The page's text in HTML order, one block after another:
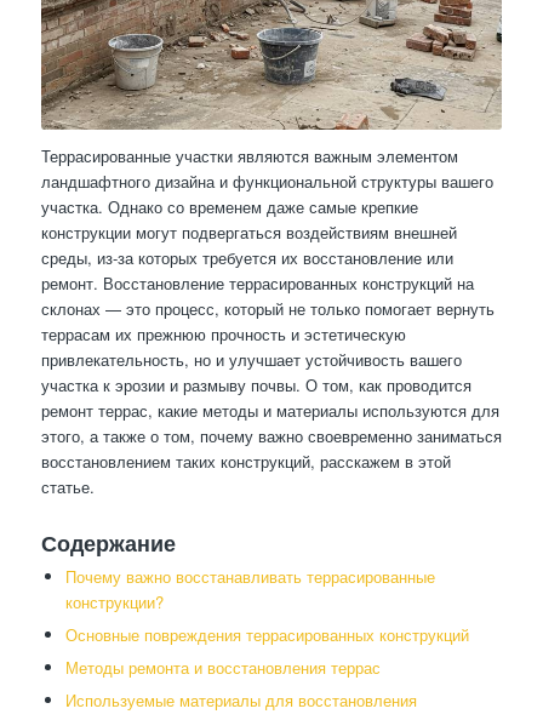
Террасированные участки являются важным элементом
ландшафтного дизайна и функциональной структуры вашего
участка. Однако со временем даже самые крепкие
конструкции могут подвергаться воздействиям внешней
среды, из-за которых требуется их восстановление или
ремонт. Восстановление террасированных конструкций на
склонах — это процесс, который не только помогает вернуть
террасам их прежнюю прочность и эстетическую
привлекательность, но и улучшает устойчивость вашего
участка к эрозии и размыву почвы. О том, как проводится
ремонт террас, какие методы и материалы используются для
этого, а также о том, почему важно своевременно заниматься
восстановлением таких конструкций, расскажем в этой
статье.
Содержание
Почему важно восстанавливать террасированные
конструкции?
Основные повреждения террасированных конструкций
Методы ремонта и восстановления террас
Используемые материалы для восстановления